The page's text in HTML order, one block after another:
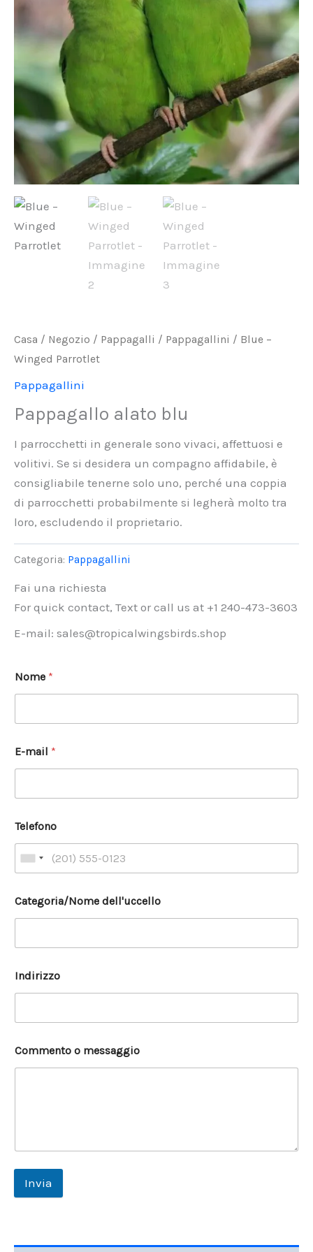
Casa / Negozio / Pappagalli / Pappagallini / Blue –
Winged Parrotlet
Pappagallini
Pappagallo alato blu
I parrocchetti in generale sono vivaci, affettuosi e
volitivi. Se si desidera un compagno affidabile, è
consigliabile tenerne solo uno, perché una coppia
di parrocchetti probabilmente si legherà molto tra
loro, escludendo il proprietario.
Categoria: Pappagallini
Fai una richiesta
For quick contact, Text or call us at +1 240-473-3603
E-mail: sales@tropicalwingsbirds.shop
Nome *
E-mail *
Telefono
Categoria/Nome dell'uccello
Indirizzo
Commento o messaggio
Invia